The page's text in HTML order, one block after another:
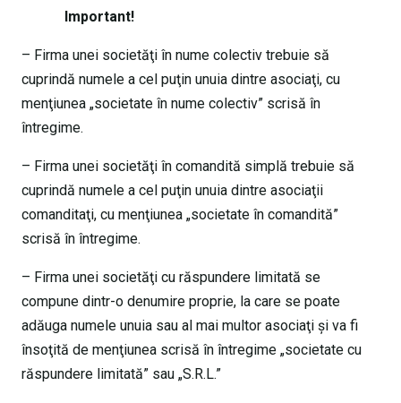
Important!
– Firma unei societăţi în nume colectiv trebuie să
cuprindă numele a cel puţin unuia dintre asociaţi, cu
menţiunea „societate în nume colectiv” scrisă în
întregime.
– Firma unei societăţi în comandită simplă trebuie să
cuprindă numele a cel puţin unuia dintre asociaţii
comanditaţi, cu menţiunea „societate în comandită”
scrisă în întregime.
– Firma unei societăţi cu răspundere limitată se
compune dintr-o denumire proprie, la care se poate
adăuga numele unuia sau al mai multor asociaţi şi va fi
însoţită de menţiunea scrisă în întregime „societate cu
răspundere limitată” sau „S.R.L.”